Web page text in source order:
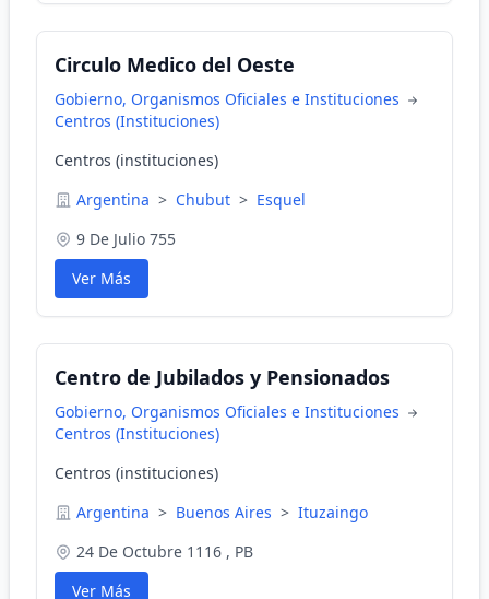
Circulo Medico del Oeste
Gobierno, Organismos Oficiales e Instituciones
Centros (Instituciones)
Centros (instituciones)
Argentina > Chubut > Esquel
9 De Julio 755
Ver Más
Centro de Jubilados y Pensionados
Gobierno, Organismos Oficiales e Instituciones
Centros (Instituciones)
Centros (instituciones)
Argentina > Buenos Aires > Ituzaingo
24 De Octubre 1116 , PB
Ver Más